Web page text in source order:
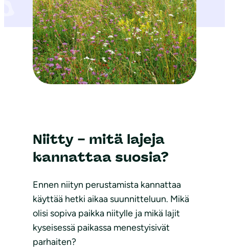
Niitty – mitä lajeja
kannattaa suosia?
Ennen niityn perustamista kannattaa
käyttää hetki aikaa suunnitteluun. Mikä
olisi sopiva paikka niitylle ja mikä lajit
kyseisessä paikassa menestyisivät
parhaiten?